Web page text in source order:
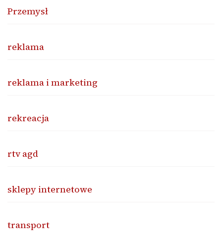
Przemysł
reklama
reklama i marketing
rekreacja
rtv agd
sklepy internetowe
transport